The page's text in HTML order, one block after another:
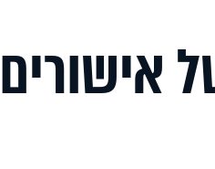
אישורים